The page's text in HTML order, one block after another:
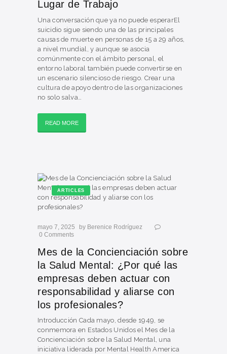
Lugar de Trabajo
Una conversación que ya no puede esperarEl
suicidio sigue siendo una de las principales
causas de muerte en personas de 15 a 29 años,
a nivel mundial, y aunque se asocia
comúnmente con el ámbito personal, el
entorno laboral también puede convertirse en
un escenario silencioso de riesgo. Crear una
cultura de apoyo dentro de las organizaciones
no solo salva…
READ MORE
ARTICLES
mayo 7, 2025 by Berenice Rodríguez
0 Comments
Mes de la Concienciación sobre
la Salud Mental: ¿Por qué las
empresas deben actuar con
responsabilidad y aliarse con
los profesionales?
Introducción Cada mayo, desde 1949, se
conmemora en Estados Unidos el Mes de la
Concienciación sobre la Salud Mental, una
iniciativa liderada por Mental Health America